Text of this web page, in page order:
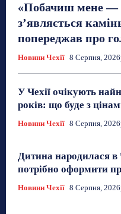
«Побачиш мене —
з’являється
попереджав про
Новини Чехії 8 Серпня,
У Чехії очікують
років: що буде з
Новини Чехії 8 Серпня,
Дитина народилася в
потрібно оформити
Новини Чехії 8 Серпня,